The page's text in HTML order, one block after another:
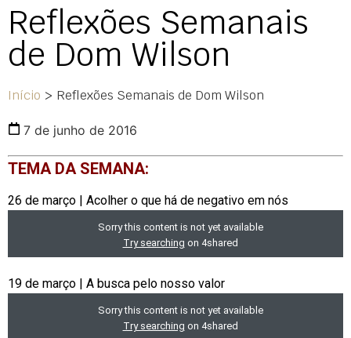
Reflexões Semanais
de Dom Wilson
Início > Reflexões Semanais de Dom Wilson
7 de junho de 2016
TEMA DA SEMANA:
26 de março | Acolher o que há de negativo em nós
19 de março | A busca pelo nosso valor